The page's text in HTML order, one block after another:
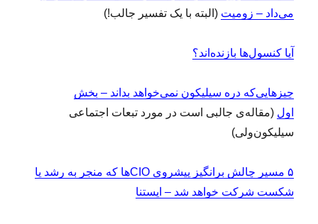
می‌داد – زومیت (البته با یک تفسیر جالب!)
آیا کنسول‌ها بازنده‌اند؟
چیزهایی‌که دره سیلیکون نمی‌خواهد بداند – بخش
اول (مقاله‌ی جالبی است در مورد تبعات اجتماعی
سیلیکون‌ولی)
۵ مسیر چالش برانگیز پیشروی CIOها که منجر به رشد یا
شکست شرکت خواهد شد – ایستنا